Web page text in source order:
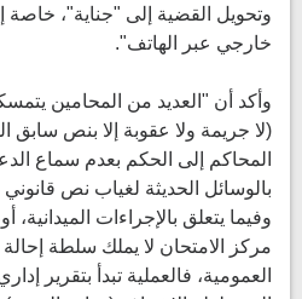
وتحويل القضية إلى "جناية"، خاصة
خارجي عبر الهاتف".
وأكد أن "العديد من المحامين
(لا جريمة ولا عقوبة إلا بنص سابق
المحاكم إلى الحكم بعدم سماع
بالوسائل الحديثة لغياب نص
وفيما يتعلق بالإجراءات
مركز الامتحان لا يملك سلطة إحالة
العمومية، فالعملية تبدأ بتقرير